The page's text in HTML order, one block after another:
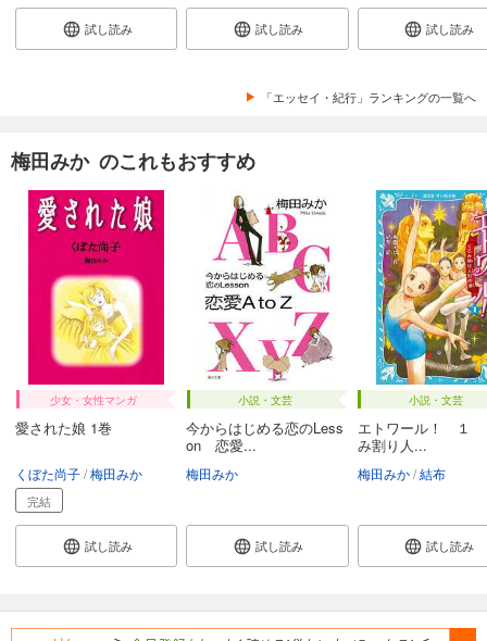
試し読み 試し読み 試し読み
「エッセイ・紀行」ランキングの一覧へ
梅田みか のこれもおすすめ
少女・女性マンガ
愛された娘 1巻
くぼた尚子 梅田みか
完結
試し読み
小説・文芸
今からはじめる恋のLess
on 恋愛...
梅田みか
試し読み
小説・文芸
エトワール！ １
み割り人...
梅田みか 結布
試し読み